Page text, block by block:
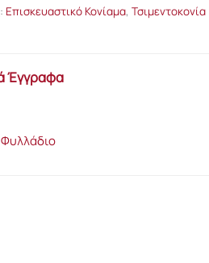
Επισκευαστικό Κονίαμα, Τσιμεντοκονία
Έγγραφα
Φυλλάδιο